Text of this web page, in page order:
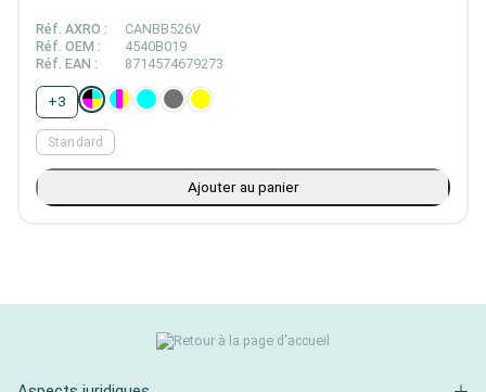
Réf. AXRO :
CANBB526V
Réf. OEM :
4540B019
Réf. EAN :
8714574679273
+3
Standard
Ajouter au panier